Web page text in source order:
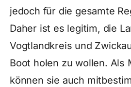
jedoch für die gesamte
Daher ist es legitim, die
Vogtlandkreis und
Boot holen zu wollen. Als
können sie auch